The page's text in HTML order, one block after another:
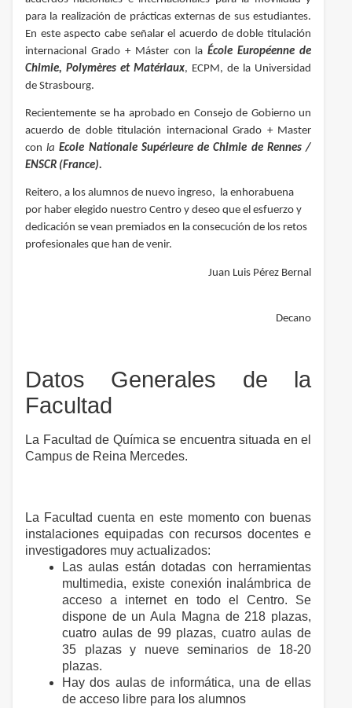
para la realización de prácticas externas de sus estudiantes.
En este aspecto cabe señalar el acuerdo de doble titulación
internacional Grado + Máster con laÉcole Européenne de
Chimie, Polymères et Matériaux, ECPM, de la Universidad
de Strasbourg.
Recientemente se ha aprobado en Consejo de Gobierno un
acuerdo de doble titulación internacional Grado + Master
conla Ecole Nationale Supérieure de Chimie de Rennes /
ENSCR (France).
Reitero, a los alumnos de nuevo ingreso, la enhorabuena
por haber elegido nuestro Centro y deseo que el esfuerzo y
dedicación se vean premiados en la consecución de los retos
profesionales que han de venir.
Juan Luis Pérez Bernal
Decano
Datos Generales de la
Facultad
La Facultad de Química se encuentra situada en el
Campus de Reina Mercedes.
La Facultad cuenta en este momento con buenas
instalaciones equipadas con recursos docentes e
investigadores muy actualizados:
Las aulas están dotadas con herramientas
multimedia, existe conexión inalámbrica de
acceso a internet en todo el Centro. Se
dispone de un Aula Magna de 218 plazas,
cuatro aulas de 99 plazas, cuatro aulas de
35 plazas y nueve seminarios de 18-20
plazas.
Hay dos aulas de informática, una de ellas
de acceso libre para los alumnos